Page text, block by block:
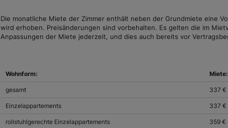
Die monatliche Miete der Zimmer enthält neben der Grundmiete eine
wird erhoben. Preisänderungen sind vorbehalten. Es gelten die im
Anpassungen der Miete jederzeit, und dies auch bereits vor
Wohnform: Miete:
gesamt 337 €
Einzelappartements 337 €
rollstuhlgerechte Einzelappartements 359 €